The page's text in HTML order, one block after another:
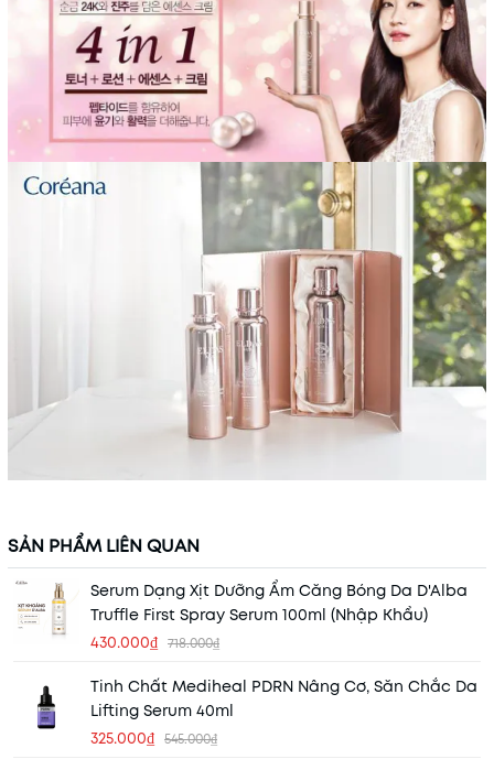
SẢN PHẨM LIÊN QUAN
Serum Dạng Xịt Dưỡng Ẩm Căng Bóng Da D'Alba
Truffle First Spray Serum 100ml (Nhập Khẩu)
430.000₫ 718.000₫
Tinh Chất Mediheal PDRN Nâng Cơ, Săn Chắc Da
Lifting Serum 40ml
325.000₫ 545.000₫